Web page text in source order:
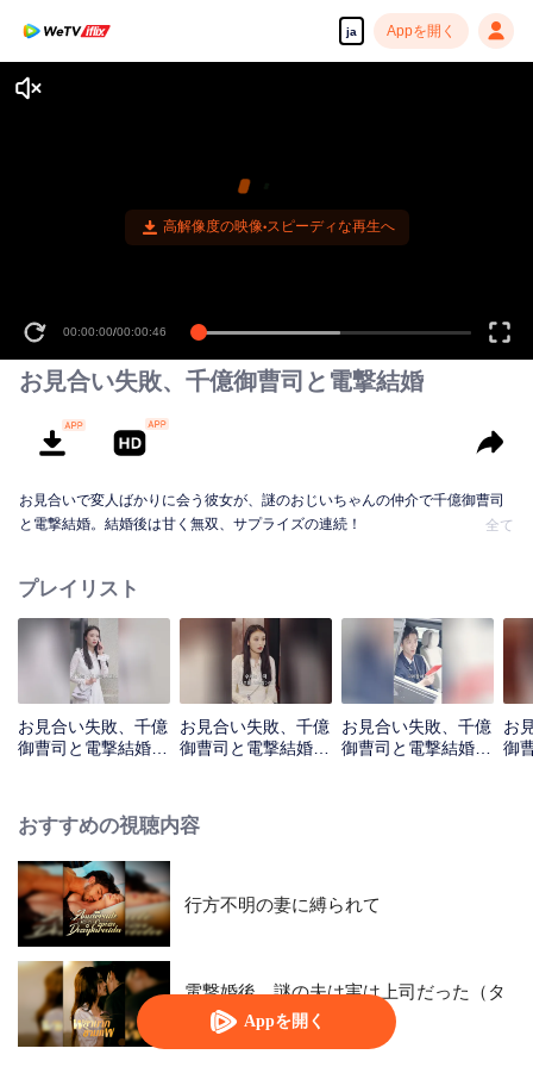
ja Appを開く
Appを開く
高解像度の映像•スピーディな再生へ
00:00:00/00:00:46
お見合い失敗、千億御曹司と電撃結婚
お見合いで変人ばかりに会う彼女が、謎のおじいちゃんの仲介で千億御曹司
と電撃結婚。結婚後は甘く無双、サプライズの連続！
全て
プレイリスト
お見合い失敗、千億
御曹司と電撃結婚_
お見合い失敗、千億
御曹司と電撃結婚_
お見合い失敗、千億
御曹司と電撃結婚_
お
御
おすすめの視聴内容
行方不明の妻に縛られて
電撃婚後、謎の夫は実は上司だった（タ
イ語版）